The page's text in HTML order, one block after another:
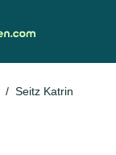
Seitz Katrin